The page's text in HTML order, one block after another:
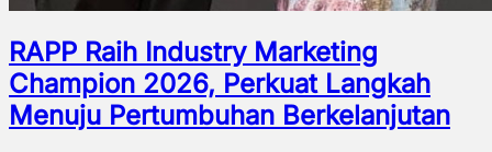
RAPP Raih Industry Marketing
Champion 2026, Perkuat Langkah
Menuju Pertumbuhan Berkelanjutan